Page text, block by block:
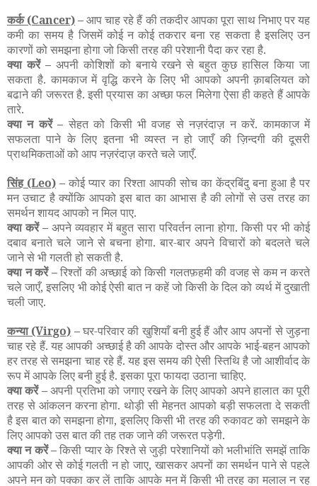
कर्क(Cancer)–आप चाह रहे हैं की तकदीर आपका पूरा साथ निभाए पर यह
कमी का समय है जिसमें कोई न कोई तकरार बना रह सकता है इसलिए उन
कारणों को समझना होगा जो किसी तरह की परेशानी पैदा कर रहा है.
क्या करें – अपनी कोशिशों को बनाये रखने से बहुत कुछ हासिल किया जा
सकता है. कामकाज में वृद्धि करने के लिए भी आपको अपनी क़ाबलियत को
बढाने की जरूरत है. इसी प्रयास का अच्छा फल मिलेगा ऐसा ही कहते हैं आपके
तारे.
क्या न करें – सेहत को किसी भी वजह से नज़रंदाज़ न करें. कामकाज में
सफलता पाने के लिए इतना भी व्यस्त न हो जाएँ की ज़िन्दगी की दूसरी
प्राथमिकताओं को आप नज़रंदाज़ करते चले जाएँ.
सिंह(Leo) – कोई प्यार का रिश्ता आपकी सोच का केंद्रबिंदु बना हुआ है पर
मन उचाट है क्योंकि आपको इस बात का आभास है की लोगों से उस तरह का
समर्थन शायद आपको न मिल पाए.
क्या करें – अपने व्यवहार में बहुत सारा परिवर्तन लाना होगा. किसी पर भी कोई
दबाव बनाते चले जाने से बचना होगा. बार-बार अपने विचारों को बदलते चले
जाने से भी गलती हो सकती है.
क्या न करें –रिश्तों की अच्छाई को किसी गलतफ़हमी की वजह से कम न करते
चले जाएँ, इसलिए भी कोई ऐसी बात न कहें जो किसी के दिल को व्यर्थ में दुखाती
चली जाए.
कन्या(Virgo) –घर-परिवार की खुशियाँ बनी हुई हैं और आप अपनों से जुड़ना
चाह रहे हैं. यह आपकी अच्छाई है की आपके दोस्त और आपके भाई-बहन आपको
हर तरह से समझना चाह रहे हैं. यह इस समय की ऐसी स्तिथि है जो आशीर्वाद के
रूप में आपके लिए बनी हुई है. इसका पूरा फायदा उठाना चाहिए.
क्या करें –अपनी प्रतिभा को जगाए रखने के लिए आपको अपने हालात का पूरी
तरह से आंकलन करना होगा. थोड़ी सी मेहनत आपको बड़ी सफलता दे सकती
है इस बात को समझना होगा, इसलिए किसी भी तरह की रुकावट को समझने के
लिए आपको उस बात की तह तक जाने की जरूरत पड़ेगी.
क्या न करें –किसी प्यार के रिश्ते से जुड़ी परेशानियों को भलीभांति समझें ताकि
आपकी ओर से कोई गलती न हो जाए, खासकर अपनों का समर्थन पाने से पहले
अपने मन को पक्का कर लें ताकि आपके मन में किसी भी तरह का मलाल न रह